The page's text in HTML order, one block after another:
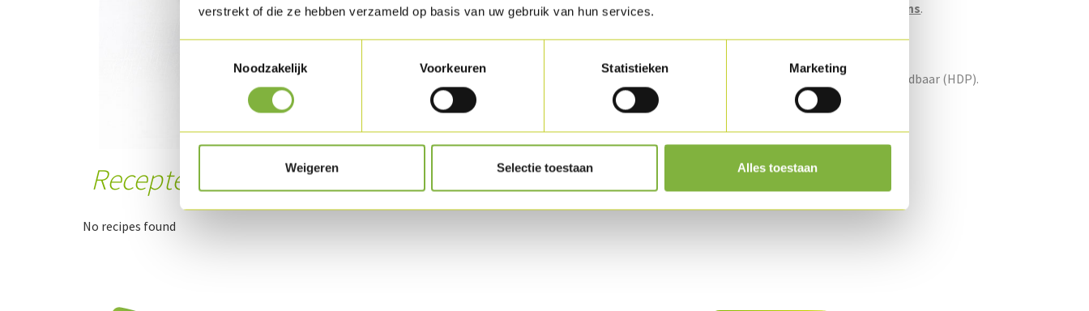
verstrekt of die ze hebben verzameld op basis van uw gebruik van hun services.
Noodzakelijk
Voorkeuren Statistieken Marketing
Weigeren Selectie toestaan Alles toestaan
Specifieke wensen naar verpakking?
Contacteer ons.
Beschikbaar zowel in gekoeld als gekoeld lang houdbaar (HDP).
Recepten met dit product
No recipes found